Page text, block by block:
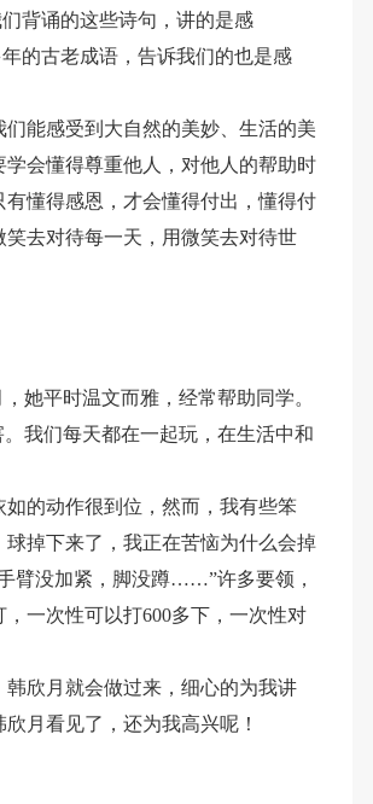
背诵的这些诗句，讲的是感
的古老成语，告诉我们的也是感
能感受到大自然的美妙、生活的美
会懂得尊重他人，对他人的帮助时
懂得感恩，才会懂得付出，懂得付
去对待每一天，用微笑去对待世
她平时温文而雅，经常帮助同学。
我们每天都在一起玩，在生活中和
的动作很到位，然而，我有些笨
掉下来了，我正在苦恼为什么会掉
臂没加紧，脚没蹲……”许多要领，
一次性可以打600多下，一次性对
欣月就会做过来，细心的为我讲
月看见了，还为我高兴呢！